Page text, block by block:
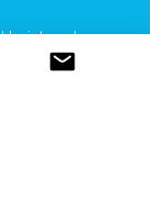
sistemden
VRF (aynı anda